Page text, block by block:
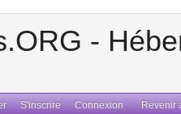
-
S'inscrire Connexion Revenir